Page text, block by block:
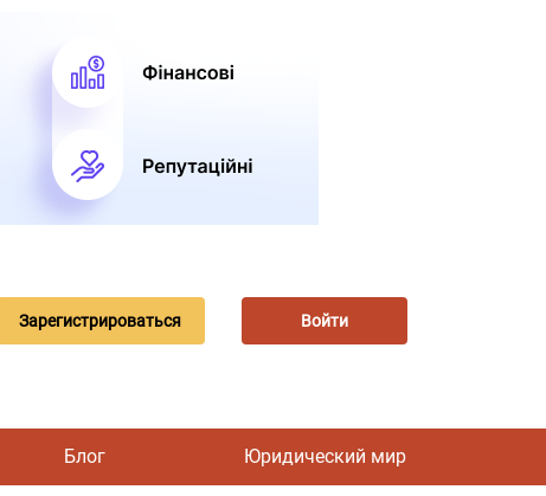
Зарегистрироваться Войти
Блог Юридический мир